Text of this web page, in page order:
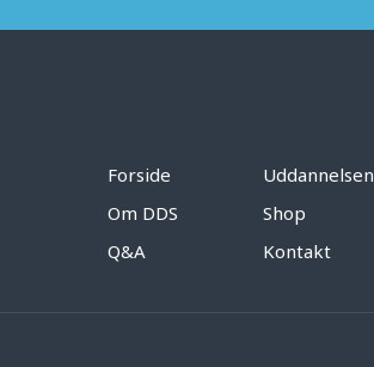
Forside Uddannelsen
Om DDS
Shop
Q&A
Kontakt